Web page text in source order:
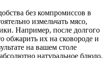
без компромиссов в
измельчать мясо,
Например, после долгого
обжарить их на сковороде и
на вашем столе
натуральное блюдо,